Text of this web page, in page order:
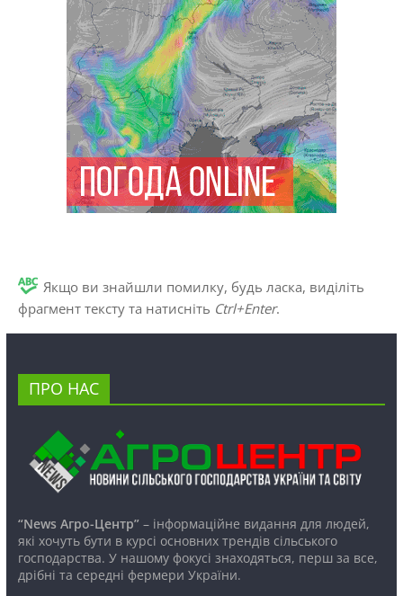
Якщо ви знайшли помилку, будь ласка, виділіть
фрагмент тексту та натисніть Ctrl+Enter.
ПРО НАС
“News Агро-Центр”– інформаційне видання для людей,
які хочуть бути в курсі основних трендів сільського
господарства. У нашому фокусі знаходяться, перш за все,
дрібні та середні фермери України.